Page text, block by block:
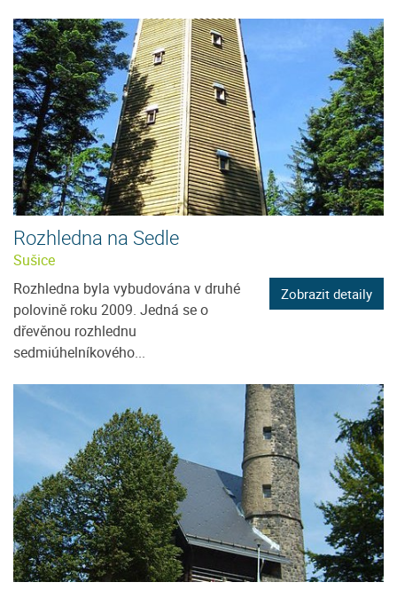
Rozhledna na Sedle
Sušice
Rozhledna byla vybudována v druhé
polovině roku 2009. Jedná se o
dřevěnou rozhlednu
sedmiúhelníkového...
Zobrazit detaily